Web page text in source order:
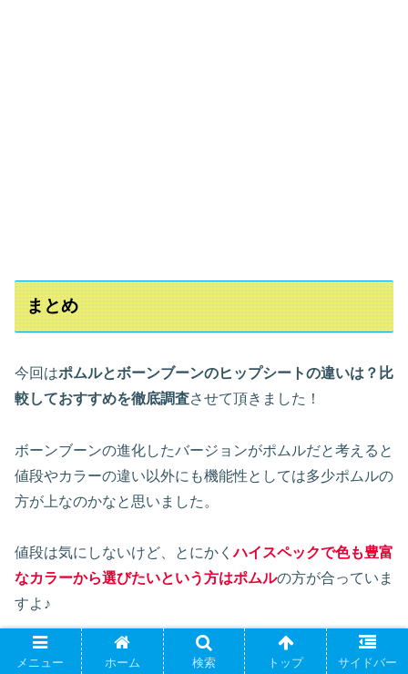
まとめ
今回はポムルとボーンブーンのヒップシートの違いは？比
較しておすすめを徹底調査させて頂きました！
ボーンブーンの進化したバージョンがポムルだと考えると
値段やカラーの違い以外にも機能性としては多少ポムルの
方が上なのかなと思いました。
値段は気にしないけど、とにかくハイスペックで色も豊富
なカラーから選びたいという方はポムルの方が合っていま
すよ♪
ポムルに比べると収納力などのスペックは劣りますが、安
メニュー ホーム 検索 トップ サイドバー